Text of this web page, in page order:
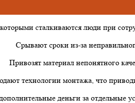
сталкиваются люди при
Срывают сроки из-за
Привозят материал непонятного
технологии монтажа, что
деньги за отдельные